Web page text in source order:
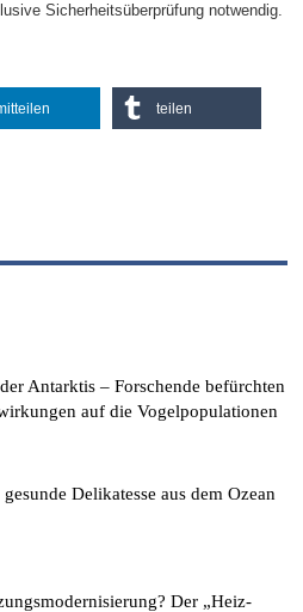
Sicherheitsüberprüfung notwendig.
teilen
Antarktis – Forschende befürchten
auf die Vogelpopulationen
Delikatesse aus dem Ozean
Der „Heiz-